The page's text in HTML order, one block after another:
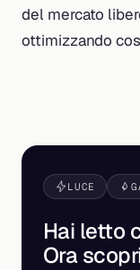
del mercato
ottimizzando
LUCE
Hai letto
Ora